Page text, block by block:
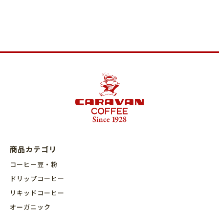
商品カテゴリ
コーヒー豆・粉
ドリップコーヒー
リキッドコーヒー
オーガニック